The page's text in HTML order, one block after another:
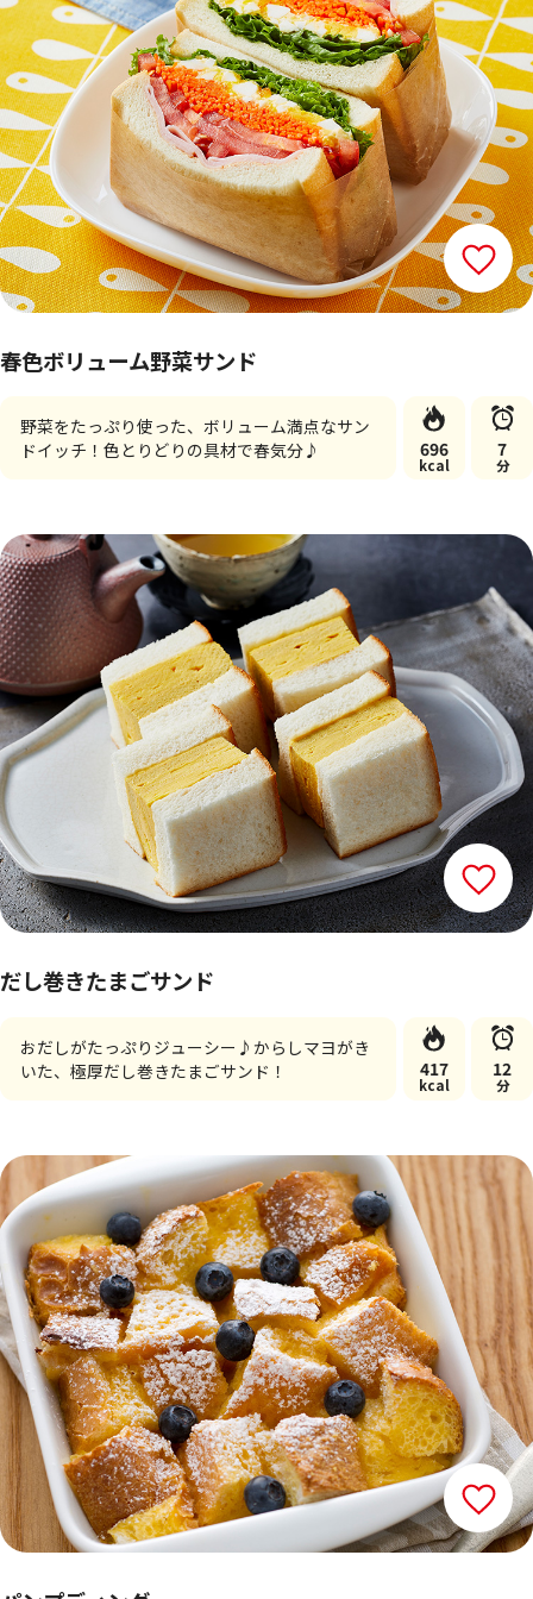
春色ボリューム野菜サンド
野菜をたっぷり使った、ボリューム満点なサン
ドイッチ！色とりどりの具材で春気分♪
696
kcal
7
分
だし巻きたまごサンド
おだしがたっぷりジューシー♪からしマヨがき
いた、極厚だし巻きたまごサンド！
417
kcal
12
分